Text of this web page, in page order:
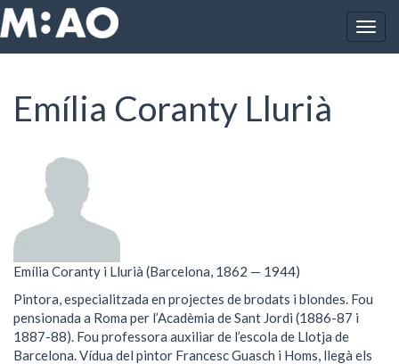
Vés al contingut
Inici Emília Coranty Llurià
Emília Coranty Llurià
Emília Coranty i Llurià (Barcelona, 1862 — 1944)
Pintora, especialitzada en projectes de brodats i blondes. Fou
pensionada a Roma per l’Acadèmia de Sant Jordi (1886-87 i
1887-88). Fou professora auxiliar de l’escola de Llotja de
Barcelona. Vídua del pintor Francesc Guasch i Homs, llegà els